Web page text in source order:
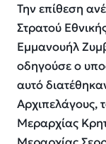
Την επίθεση
Στρατού
Εμμανουήλ
οδηγούσε ο
αυτό
Αρχιπελάγους,
Μεραρχίας